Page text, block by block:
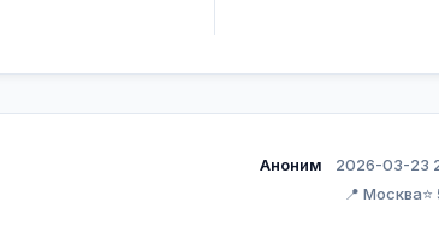
Аноним
2026-03-23
📍 Москва⭐